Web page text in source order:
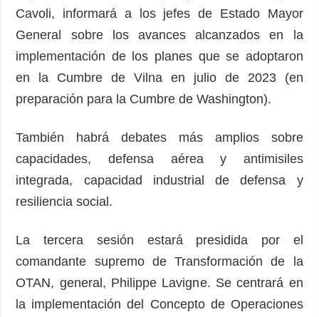
Cavoli, informará a los jefes de Estado Mayor
General sobre los avances alcanzados en la
implementación de los planes que se adoptaron
en la Cumbre de Vilna en julio de 2023 (en
preparación para la Cumbre de Washington).
También habrá debates más amplios sobre
capacidades, defensa aérea y antimisiles
integrada, capacidad industrial de defensa y
resiliencia social.
La tercera sesión estará presidida por el
comandante supremo de Transformación de la
OTAN, general, Philippe Lavigne. Se centrará en
la implementación del Concepto de Operaciones